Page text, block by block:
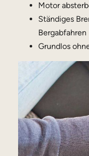
Motor
Ständiges
Bergabfahren
Grundlos